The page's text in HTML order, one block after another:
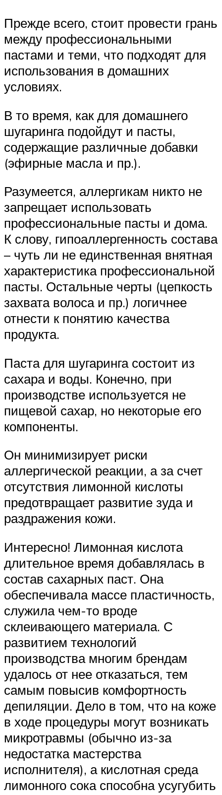
Прежде всего, стоит провести грань
между профессиональными
пастами и теми, что подходят для
использования в домашних
условиях.
В то время, как для домашнего
шугаринга подойдут и пасты,
содержащие различные добавки
(эфирные масла и пр.).
Разумеется, аллергикам никто не
запрещает использовать
профессиональные пасты и дома.
К слову, гипоаллергенность состава
– чуть ли не единственная внятная
характеристика профессиональной
пасты. Остальные черты (цепкость
захвата волоса и пр.) логичнее
отнести к понятию качества
продукта.
Паста для шугаринга состоит из
сахара и воды. Конечно, при
производстве используется не
пищевой сахар, но некоторые его
компоненты.
Он минимизирует риски
аллергической реакции, а за счет
отсутствия лимонной кислоты
предотвращает развитие зуда и
раздражения кожи.
Интересно! Лимонная кислота
длительное время добавлялась в
состав сахарных паст. Она
обеспечивала массе пластичность,
служила чем-то вроде
склеивающего материала. С
развитием технологий
производства многим брендам
удалось от нее отказаться, тем
самым повысив комфортность
депиляции. Дело в том, что на коже
в ходе процедуры могут возникать
микротравмы (обычно из-за
недостатка мастерства
исполнителя), а кислотная среда
лимонного сока способна усугубить